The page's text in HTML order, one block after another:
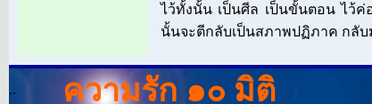
ไว้ทั้งนั้น เป็นศีล เป็นขั้นตอน ไว้ค่
นั้นจะตีกลับเป็นสภาพปฏิภาค กลั
.. ความรัก ๑๐ มิติ